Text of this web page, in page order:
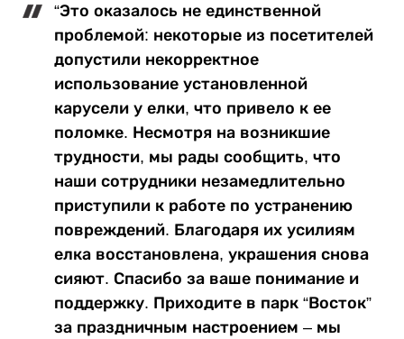
“Это оказалось не единственной
проблемой: некоторые из посетителей
допустили некорректное
использование установленной
карусели у елки, что привело к ее
поломке. Несмотря на возникшие
трудности, мы рады сообщить, что
наши сотрудники незамедлительно
приступили к работе по устранению
повреждений. Благодаря их усилиям
елка восстановлена, украшения снова
сияют. Спасибо за ваше понимание и
поддержку. Приходите в парк “Восток”
за праздничным настроением – мы